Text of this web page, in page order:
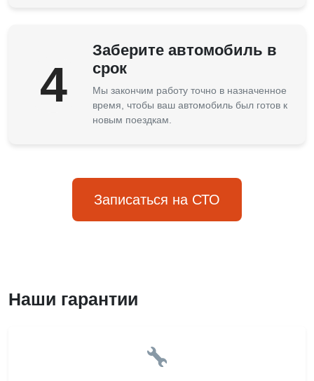
4
Заберите автомобиль в
срок
Мы закончим работу точно в назначенное
время, чтобы ваш автомобиль был готов к
новым поездкам.
Записаться на СТО
Наши гарантии